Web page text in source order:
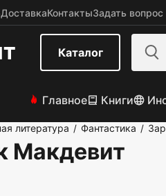
ДоставкаКонтактыЗадать вопрос
Каталог
Главное Книги
литература / Фантастика /
Макдевит